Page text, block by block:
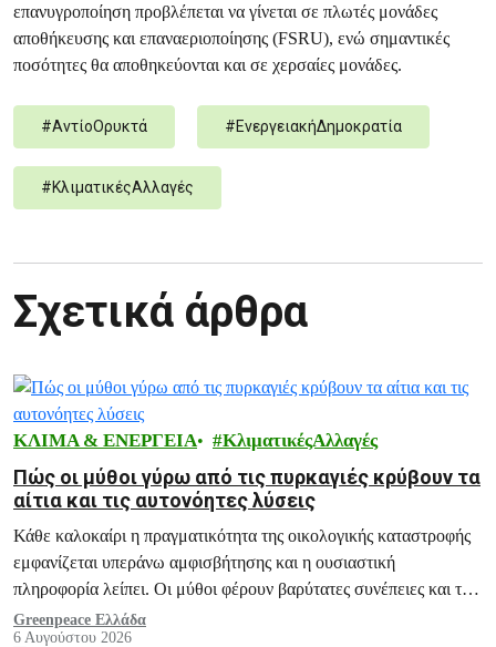
επανυγροποίηση προβλέπεται να γίνεται σε πλωτές μονάδες
αποθήκευσης και επαναεριοποίησης (FSRU), ενώ σημαντικές
ποσότητες θα αποθηκεύονται και σε χερσαίες μονάδες.
#ΑντίοΟρυκτά #ΕνεργειακήΔημοκρατία
#ΚλιματικέςΑλλαγές
Σχετικά άρθρα
ΚΛΙΜΑ & ΕΝΕΡΓΕΙΑ ΚλιματικέςΑλλαγές
Πώς οι μύθοι γύρω από τις πυρκαγιές κρύβουν τα
αίτια και τις αυτονόητες λύσεις
Κάθε καλοκαίρι η πραγματικότητα της οικολογικής καταστροφής
εμφανίζεται υπεράνω αμφισβήτησης και η ουσιαστική
πληροφορία λείπει. Οι μύθοι φέρουν βαρύτατες συνέπειες και το
ξεδιάλυμά τους αποτελεί ευθύνη μας.
Greenpeace Ελλάδα
6 Αυγούστου 2026